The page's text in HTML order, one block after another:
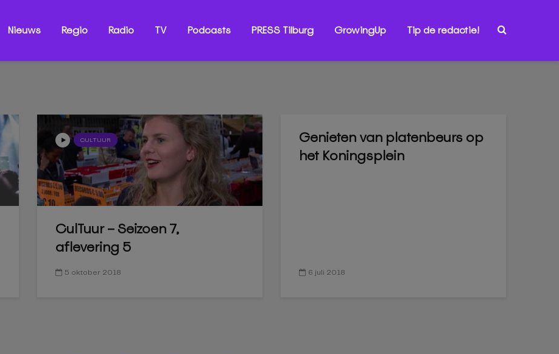
Nieuws Regio Radio TV Podcasts PRESS Tilburg GrowingUp Tip de redactie!
CULTUUR
CulTuur – Seizoen 7,
aflevering 5
5 oktober 2018
Genieten van platenbeurs op
het Koningsplein
6 juli 2018